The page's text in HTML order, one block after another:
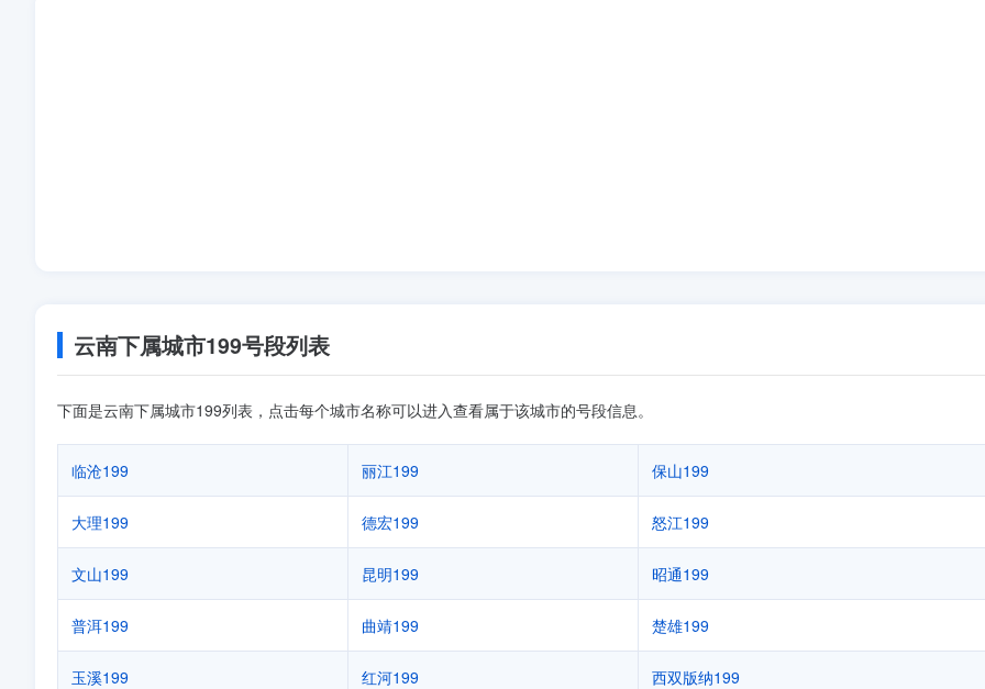
云南下属城市199号段列表
下面是云南下属城市199列表，点击每个城市名称可以进入查看属于该城市的号段信息。
临沧199 丽江199 保山199
大理199 德宏199 怒江199
文山199 昆明199 昭通199
普洱199 曲靖199 楚雄199
玉溪199 红河199 西双版纳199